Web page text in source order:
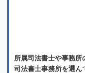
所属司法書士や事務
司法書士事務所を選ん